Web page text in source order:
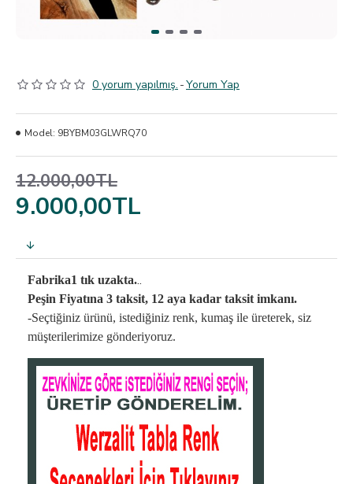
0 yorum yapılmış. -Yorum Yap
9.000,00TL
12.000,00TL
Model: 9BYBM03GLWRQ70
Fabrika1 tık uzakta...
Peşin Fiyatına 3 taksit, 12 aya kadar taksit imkanı.
-Seçtiğiniz ürünü, istediğiniz renk, kumaş ile üreterek, siz
müşterilerimize gönderiyoruz.